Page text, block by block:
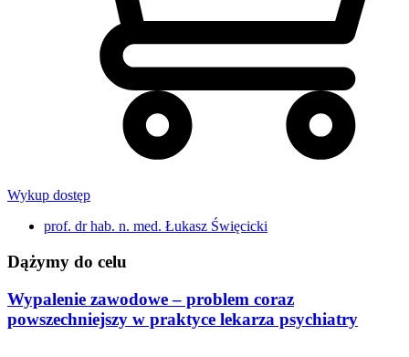
Wykup dostęp
prof. dr hab. n. med. Łukasz Święcicki
Dążymy do celu
Wypalenie zawodowe – problem coraz
powszechniejszy w praktyce lekarza psychiatry